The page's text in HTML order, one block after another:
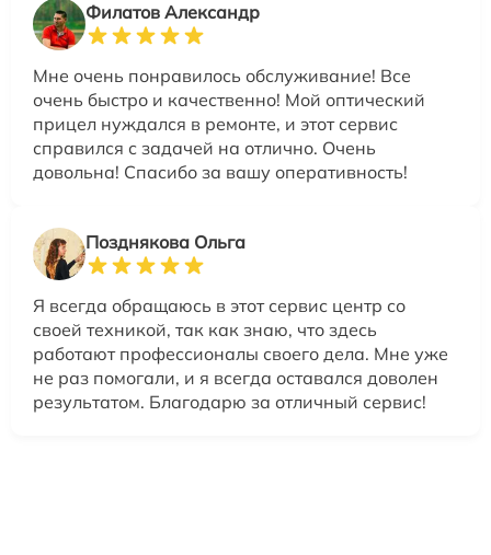
Филатов Александр
Мне очень понравилось обслуживание! Все
очень быстро и качественно! Мой оптический
прицел нуждался в ремонте, и этот сервис
справился с задачей на отлично. Очень
довольна! Спасибо за вашу оперативность!
Позднякова Ольга
Я всегда обращаюсь в этот сервис центр со
своей техникой, так как знаю, что здесь
работают профессионалы своего дела. Мне уже
не раз помогали, и я всегда оставался доволен
результатом. Благодарю за отличный сервис!